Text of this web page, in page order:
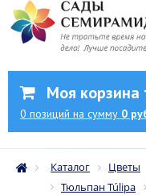
Моя корзина
0 позиций на сумму 0
Каталог Цветы
Тюльпан Túlipa